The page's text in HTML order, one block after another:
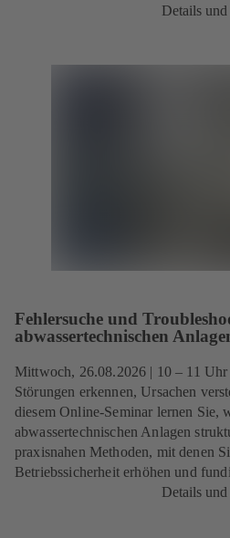
Details
Fehlersuche und
abwassertechnischen
Mittwoch, 26.08.2026 | 10 – 11 Uhr
Störungen erkennen, Ursachen
diesem Online-Seminar lernen Sie,
abwassertechnischen Anlagen
praxisnahen Methoden, mit denen
Betriebssicherheit erhöhen und
Details